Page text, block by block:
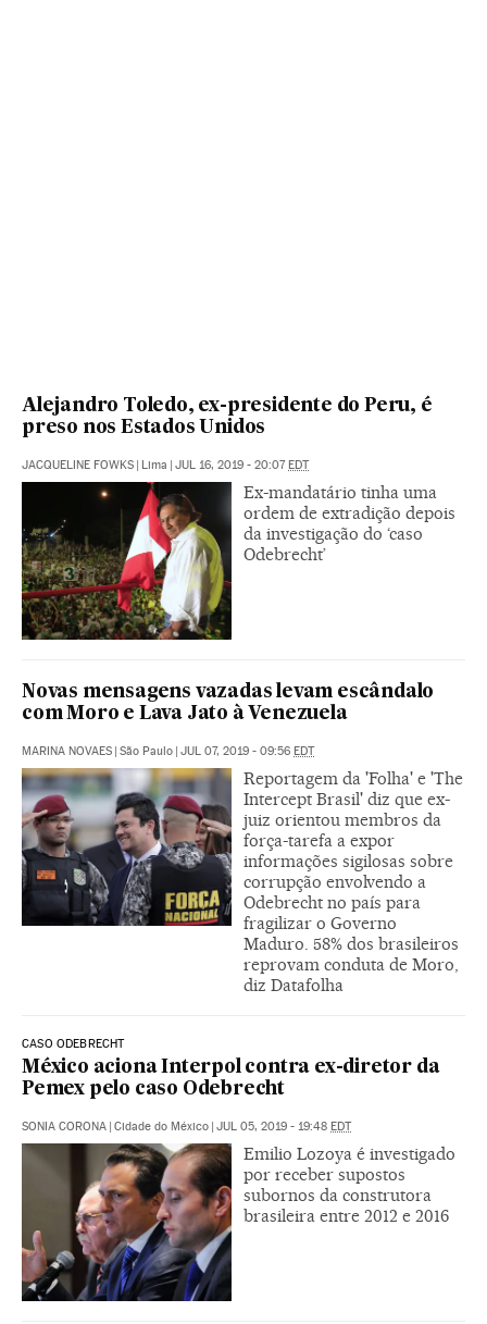
Alejandro Toledo, ex-presidente do Peru, é
preso nos Estados Unidos
JACQUELINE FOWKS | Lima | JUL 16, 2019 - 20:07EDT
Ex-mandatário tinha uma
ordem de extradição depois
da investigação do ‘caso
Odebrecht’
Novas mensagens vazadas levam escândalo
com Moro e Lava Jato à Venezuela
MARINA NOVAES | São Paulo | JUL 07, 2019 - 09:56 EDT
Reportagem da 'Folha' e 'The
Intercept Brasil' diz que ex-
juiz orientou membros da
força-tarefa a expor
informações sigilosas sobre
corrupção envolvendo a
Odebrecht no país para
fragilizar o Governo
Maduro. 58% dos brasileiros
reprovam conduta de Moro,
diz Datafolha
CASO ODEBRECHT
México aciona Interpol contra ex-diretor da
Pemex pelo caso Odebrecht
SONIA CORONA | Cidade do México | JUL 05, 2019 - 19:48 EDT
Emilio Lozoya é investigado
por receber supostos
subornos da construtora
brasileira entre 2012 e 2016